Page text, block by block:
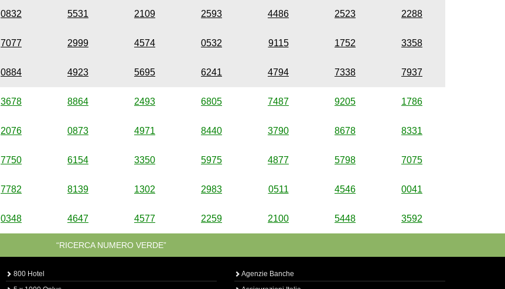
0832 5531 2109 2593 4486 2523 2288
7077 2999 4574 0532 9115 1752 3358
0884 4923 5695 6241 4794 7338 7937
3678 8864 2493 6805 7487 9205 1786
2076 0873 4971 8440 3790 8678 8331
7750 6154 3350 5975 4877 5798 7075
7782 8139 1302 2983 0511 4546 0041
0348 4647 4577 2259 2100 5448 3592
“RICERCA NUMERO VERDE”
800 Hotel
Agenzie Banche